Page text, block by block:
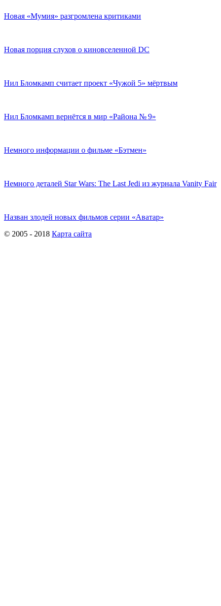
Новая «Мумия» разгромлена критиками
Новая порция слухов о киновселенной DC
Нил Бломкамп считает проект «Чужой 5» мёртвым
Нил Бломкамп вернётся в мир «Района № 9»
Немного информации о фильме «Бэтмен»
Немного деталей Star Wars: The Last Jedi из журнала Vanity Fair
Назван злодей новых фильмов серии «Аватар»
© 2005 - 2018 Карта сайта